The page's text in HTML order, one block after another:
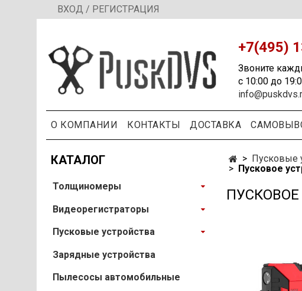
ВХОД / РЕГИСТРАЦИЯ
+7(495)
Звоните
с 10:00 до
О КОМПАНИИ КОНТАКТЫ ДОСТАВКА
Пусковые
Пусковое
ПУСКОВОЕ
КАТАЛОГ
Толщиномеры
Видеорегистраторы
Пусковые устройства
Зарядные устройства
Пылесосы автомобильные